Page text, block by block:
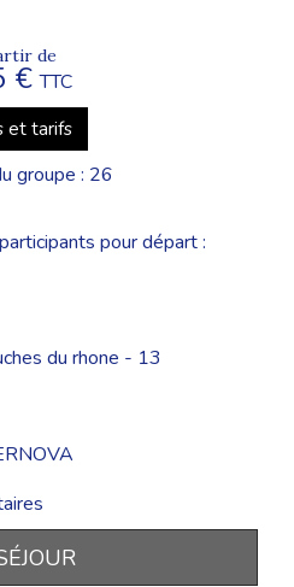
de
€TTC
et tarifs
groupe : 26
pour départ :
du rhone - 13